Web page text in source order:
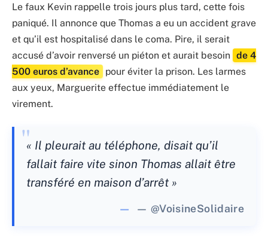
Le faux Kevin rappelle trois jours plus tard, cette fois
paniqué. Il annonce que Thomas a eu un accident grave
et qu’il est hospitalisé dans le coma. Pire, il serait
accusé d’avoir renversé un piéton et aurait besoin de 4
500 euros d’avance pour éviter la prison. Les larmes
aux yeux, Marguerite effectue immédiatement le
virement.
« Il pleurait au téléphone, disait qu’il
fallait faire vite sinon Thomas allait être
transféré en maison d’arrêt »
— @VoisineSolidaire